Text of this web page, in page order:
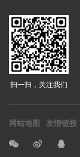
扫一扫，关注我们
网站地图 友情链接